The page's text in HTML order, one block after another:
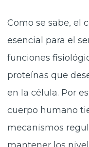
Como se sabe, el
esencial para el
funciones
proteínas que
en la célula. Por
cuerpo humano
mecanismos